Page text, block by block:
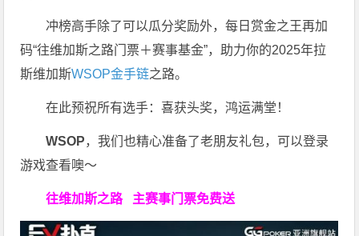
冲榜高手除了可以瓜分奖励外，每日赏金之王再加
码“往维加斯之路门票＋赛事基金”，助力你的2025年拉
斯维加斯WSOP金手链之路。
在此预祝所有选手：喜获头奖，鸿运满堂！
WSOP，我们也精心准备了老朋友礼包，可以登录
游戏查看噢～
往维加斯之路 主赛事门票免费送